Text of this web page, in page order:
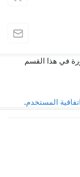
في هذا القسم
اتفاقية المستخدم.